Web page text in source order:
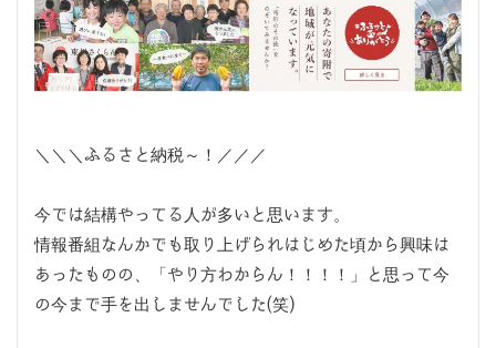
＼＼＼ふるさと納税～！／／／
今では結構やってる人が多いと思います。
情報番組なんかでも取り上げられはじめた頃から興味は
あったものの、「やり方わからん！！！！」と思って今
の今まで手を出しませんでした(笑)